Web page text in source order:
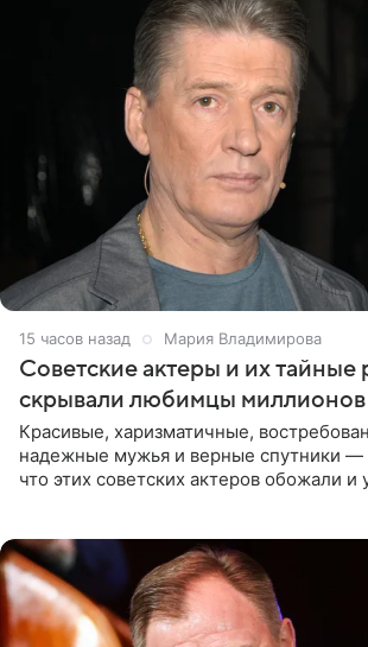
15 часов назад Мария Владимирова
Советские актеры и их тайные
скрывали любимцы миллионов
Красивые, харизматичные,
надежные мужья и верные спутники —
что этих советских актеров обожали и